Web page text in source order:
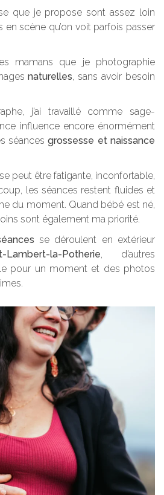
que je propose sont assez loin
scène qu’on voit parfois passer
mamans que je photographie
naturelles , sans avoir besoin
j’ai travaillé comme sage-
influence encore énormément
séancesgrossesse et naissance
peut être fatigante, inconfortable,
les séances restent fluides et
du moment. Quand bébé est né,
sont également ma priorité.
se déroulent en extérieur
Lambert-la-Potherie , d’autres
pour un moment et des photos